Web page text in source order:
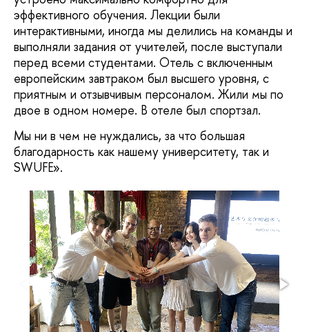
эффективного обучения. Лекции были
интерактивными, иногда мы делились на команды и
выполняли задания от учителей, после выступали
перед всеми студентами. Отель с включенным
европейским завтраком был высшего уровня, с
приятным и отзывчивым персоналом. Жили мы по
двое в одном номере. В отеле был спортзал.
Мы ни в чем не нуждались, за что большая
благодарность как нашему университету, так и
SWUFE».